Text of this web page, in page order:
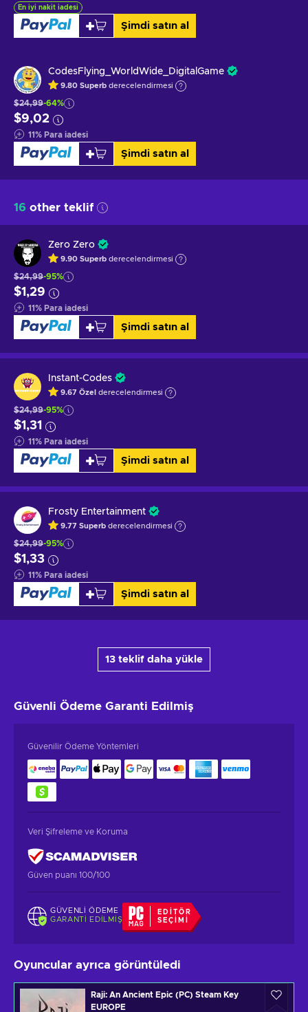
En iyi nakit iadesi
Şimdi satın al
CodesFlying_WorldWide_DigitalGame
9.80 Superb derecelendirmesi
$24,99-64%
$9,02
11% Para iadesi
Şimdi satın al
16 other teklif
Zero Zero
9.90 Superb derecelendirmesi
$24,99-95%
$1,29
11% Para iadesi
Şimdi satın al
Instant-Codes
9.67 Özel derecelendirmesi
$24,99-95%
$1,31
11% Para iadesi
Şimdi satın al
Frosty Entertainment
9.77 Superb derecelendirmesi
$24,99-95%
$1,33
11% Para iadesi
Şimdi satın al
13 teklif daha yükle
Güvenli Ödeme Garanti Edilmiş
Güvenilir Ödeme Yöntemleri
Veri Şifreleme ve Koruma
Güven puanı 100/100
GÜVENLI ÖDEME
GARANTI EDILMIŞ
EDITÖR
SEÇIMI
Oyuncular ayrıca görüntüledi
Raji: An Ancient Epic (PC) Steam Key
EUROPE